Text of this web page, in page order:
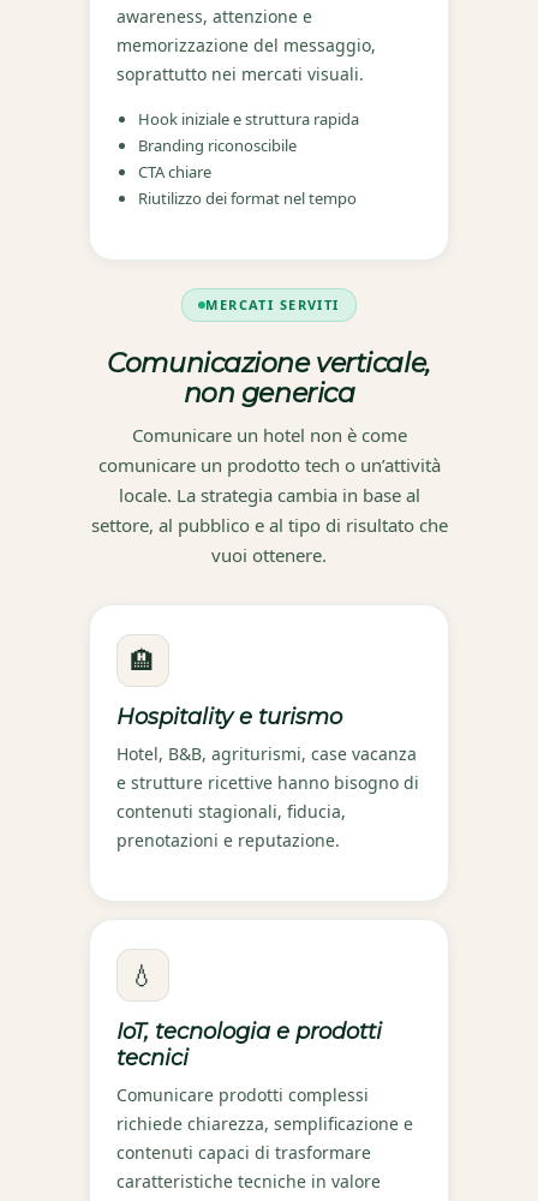
awareness, attenzione e
memorizzazione del messaggio,
soprattutto nei mercati visuali.
Hook iniziale e struttura rapida
Branding riconoscibile
CTA chiare
Riutilizzo dei format nel tempo
MERCATI SERVITI
Comunicazione verticale,
non generica
Comunicare un hotel non è come
comunicare un prodotto tech o un’attività
locale. La strategia cambia in base al
settore, al pubblico e al tipo di risultato che
vuoi ottenere.
🏨
Hospitality e turismo
Hotel, B&B, agriturismi, case vacanza
e strutture ricettive hanno bisogno di
contenuti stagionali, fiducia,
prenotazioni e reputazione.
💧
IoT, tecnologia e prodotti
tecnici
Comunicare prodotti complessi
richiede chiarezza, semplificazione e
contenuti capaci di trasformare
caratteristiche tecniche in valore